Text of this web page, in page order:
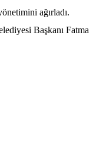
ağırladı.
Başkanı Fatma